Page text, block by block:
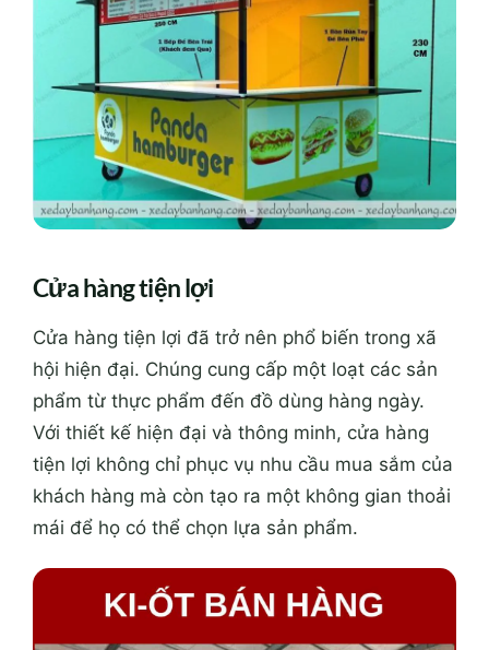
Cửa hàng tiện lợi
Cửa hàng tiện lợi đã trở nên phổ biến trong xã
hội hiện đại. Chúng cung cấp một loạt các sản
phẩm từ thực phẩm đến đồ dùng hàng ngày.
Với thiết kế hiện đại và thông minh, cửa hàng
tiện lợi không chỉ phục vụ nhu cầu mua sắm của
khách hàng mà còn tạo ra một không gian thoải
mái để họ có thể chọn lựa sản phẩm.